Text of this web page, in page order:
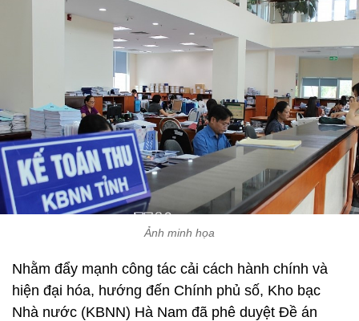
Ảnh minh họa
Nhằm đẩy mạnh công tác cải cách hành chính và
hiện đại hóa, hướng đến Chính phủ số, Kho bạc
Nhà nước (KBNN) Hà Nam đã phê duyệt Đề án